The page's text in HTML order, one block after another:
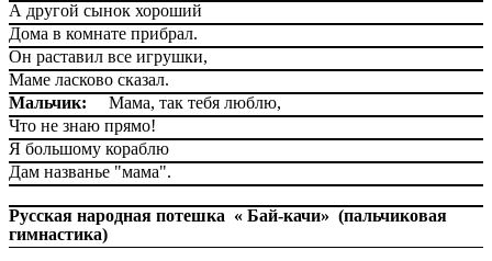
А другой сынок хороший
Дома в комнате прибрал.
Он раставил все игрушки,
Маме ласково сказал.
Мальчик: Мама, так тебя люблю,
Что не знаю прямо!
Я большому кораблю
Дам названье "мама".
Русская народная потешка « Бай-качи» (пальчиковая
гимнастика)